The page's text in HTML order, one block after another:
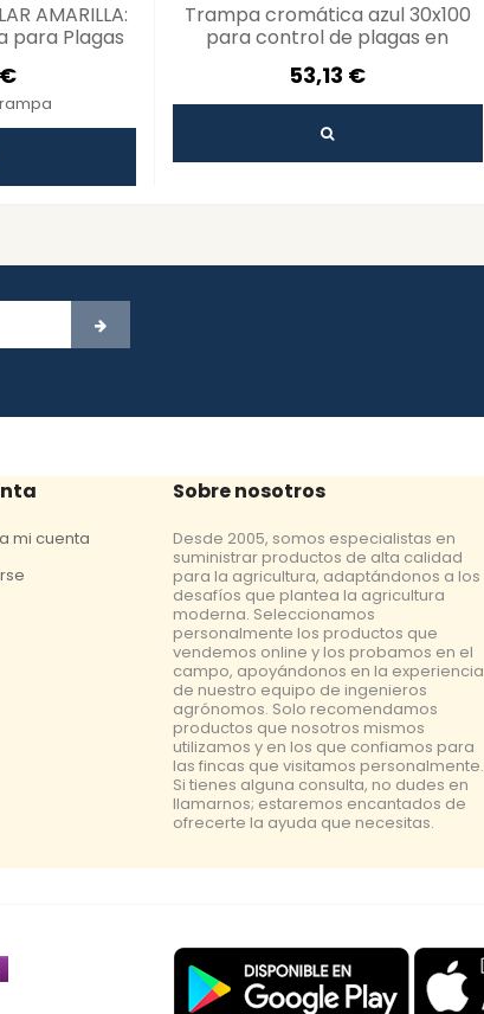
AMARILLA:
para Plagas
Trampa cromática azul 30x100
para control de plagas en
cultivos hortícolas y
ornamentales
53,13 €
mi cuenta
Sobre nosotros
Desde 2005, somos especialistas en
suministrar productos de alta calidad
para la agricultura, adaptándonos a los
desafíos que plantea la agricultura
moderna. Seleccionamos
personalmente los productos que
vendemos online y los probamos en el
campo, apoyándonos en la experiencia
de nuestro equipo de ingenieros
agrónomos. Solo recomendamos
productos que nosotros mismos
utilizamos y en los que confiamos para
las fincas que visitamos personalmente.
Si tienes alguna consulta, no dudes en
llamarnos; estaremos encantados de
ofrecerte la ayuda que necesitas.